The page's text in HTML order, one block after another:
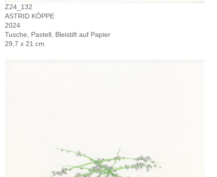
Z24_132
ASTRID KÖPPE
2024
Tusche, Pastell, Bleistift auf Papier
29,7 x 21 cm